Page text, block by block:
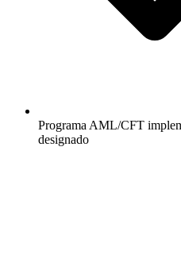
Programa AML/CFT
designado